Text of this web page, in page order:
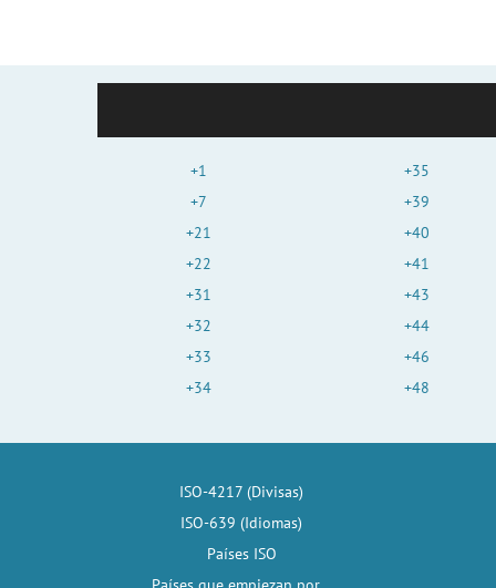
+1
+7
+21
+22
+31
+32
+33
+34
+35
+39
+40
+41
+43
+44
+46
+48
ISO-4217 (Divisas)
ISO-639 (Idiomas)
Países ISO